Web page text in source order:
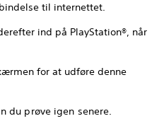
til internettet.
ind på PlayStation®, når
for at udføre denne
du prøve igen senere.